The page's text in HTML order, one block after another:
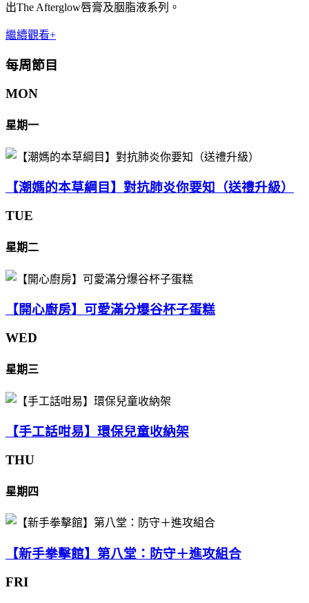
出The Afterglow唇膏及胭脂液系列。
繼續觀看+
每周節目
MON
星期一
【潮媽的本草綱目】對抗肺炎你要知（送禮升級）
TUE
星期二
【開心廚房】可愛滿分爆谷杯子蛋糕
WED
星期三
【手工話咁易】環保兒童收納架
THU
星期四
【新手拳擊館】第八堂：防守＋進攻組合
FRI